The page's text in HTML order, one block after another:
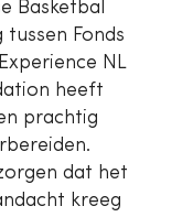
Basketbal
tussen Fonds
NL
heeft
prachtig
dat het
kreeg